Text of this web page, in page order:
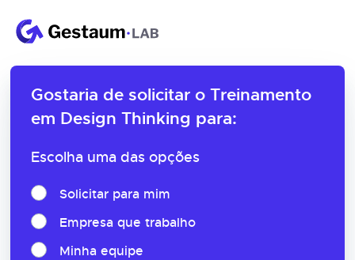
Gostaria de solicitar o Treinamento
em Design Thinking para:
Escolha uma das opções
Solicitar para mim
Empresa que trabalho
Minha equipe